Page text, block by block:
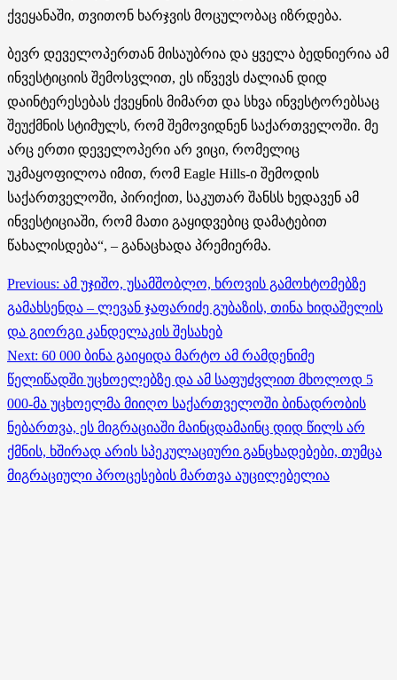
ქვეყანაში, თვითონ ხარჯვის მოცულობაც იზრდება.
ბევრ დეველოპერთან მისაუბრია და ყველა ბედნიერია ამ
ინვესტიციის შემოსვლით, ეს იწვევს ძალიან დიდ
დაინტერესებას ქვეყნის მიმართ და სხვა ინვესტორებსაც
შეუქმნის სტიმულს, რომ შემოვიდნენ საქართველოში. მე
არც ერთი დეველოპერი არ ვიცი, რომელიც
უკმაყოფილოა იმით, რომ Eagle Hills-ი შემოდის
საქართველოში, პირიქით, საკუთარ შანსს ხედავენ ამ
ინვესტიციაში, რომ მათი გაყიდვებიც დამატებით
წახალისდება“, – განაცხადა პრემიერმა.
Post
navigation
Previous: ამ უჯიშო, უსამშობლო, ხროვის გამოხტომებზე
გამახსენდა – ლევან ჯაფარიძე გუბაზის, თინა ხიდაშელის
და გიორგი კანდელაკის შესახებ
Next: 60 000 ბინა გაიყიდა მარტო ამ რამდენიმე
წელიწადში უცხოელებზე და ამ საფუძვლით მხოლოდ 5
000-მა უცხოელმა მიიღო საქართველოში ბინადრობის
ნებართვა, ეს მიგრაციაში მაინცდამაინც დიდ წილს არ
ქმნის, ხშირად არის სპეკულაციური განცხადებები, თუმცა
მიგრაციული პროცესების მართვა აუცილებელია